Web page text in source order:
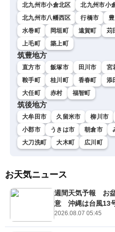
北九州市小倉北区 北九州市小
北九州市八幡西区
行橋市
水巻町
岡垣町 遠賀町 苅
上毛町
築上町
筑豊地方
直方市 飯塚市 田川市 宮
鞍手町
桂川町 香春町 添
大任町
赤村 福智町
筑後地方
大牟田市 久留米市 柳川市
小郡市
うきは市 朝倉市
大刀洗町
大木町 広川町
お天気ニュース
週間天気予報 お
意 沖縄は台風13
2026.08.07 05:45